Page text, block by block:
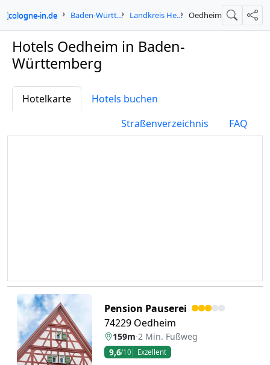
cologne-in.de Baden-Württemberg Landkreis Heilbronn Oedheim Suche
Hotels Oedheim in Baden-
Württemberg
Hotelkarte
Hotels buchen
Straßenverzeichnis
FAQ
Pension Pauserei
74229 Oedheim
159m·2 Min. Fußweg
9,6/10 Exzellent